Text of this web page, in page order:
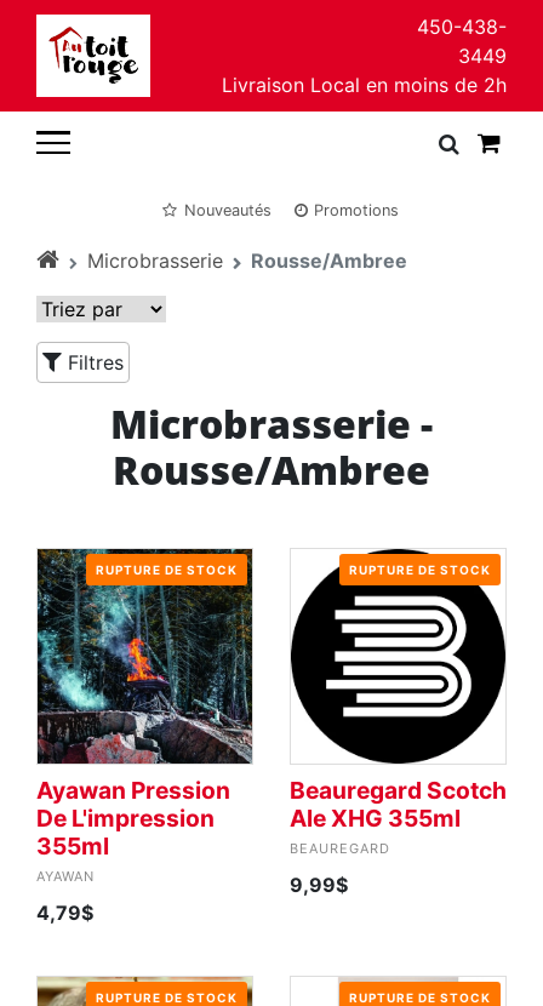
450-438-
3449
Livraison Local en moins de 2h
Nouveautés Promotions
Microbrasserie Rousse/Ambree
Filtres
Microbrasserie -
Rousse/Ambree
RUPTURE DE STOCK
Ayawan Pression
De L'impression
355ml
AYAWAN
4,79$
RUPTURE DE STOCK
Beauregard Scotch
Ale XHG 355ml
BEAUREGARD
9,99$
RUPTURE DE STOCK RUPTURE DE STOCK